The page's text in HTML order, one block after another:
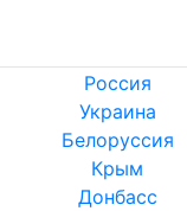
Россия
Украина
Белоруссия
Крым
Донбасс